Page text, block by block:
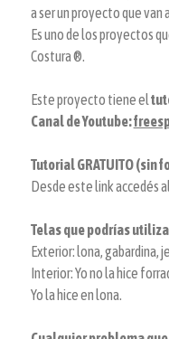
a ser un proyecto que van
Es uno de los proyectos
Costura ®.
Este proyecto tiene el
Canal de Youtube:
Tutorial GRATUITO (sin
Desde este link accedés al
Telas que podrías
Exterior: lona, gabardina,
Interior: Yo no la hice
Yo la hice en lona.